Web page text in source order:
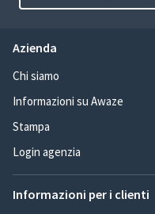
Azienda
Chi siamo
Informazioni su Awaze
Stampa
Login agenzia
Informazioni per i clienti